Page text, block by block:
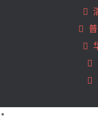
曼谷
曼谷
曼谷MRT
曼谷MRT
曼谷MRT
曼谷
曼谷